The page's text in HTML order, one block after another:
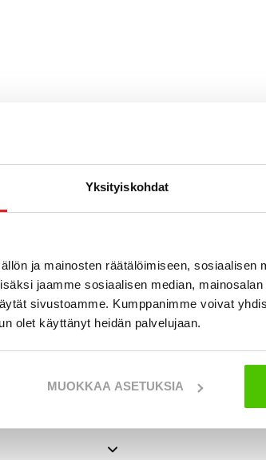
Yksityiskohdat
ja mainosten räätälöimiseen, sosiaalisen
jaamme sosiaalisen median,
sivustoamme. Kumppanimme voivat
olet käyttänyt heidän palvelujaan.
MUOKKAA ASETUKSIA